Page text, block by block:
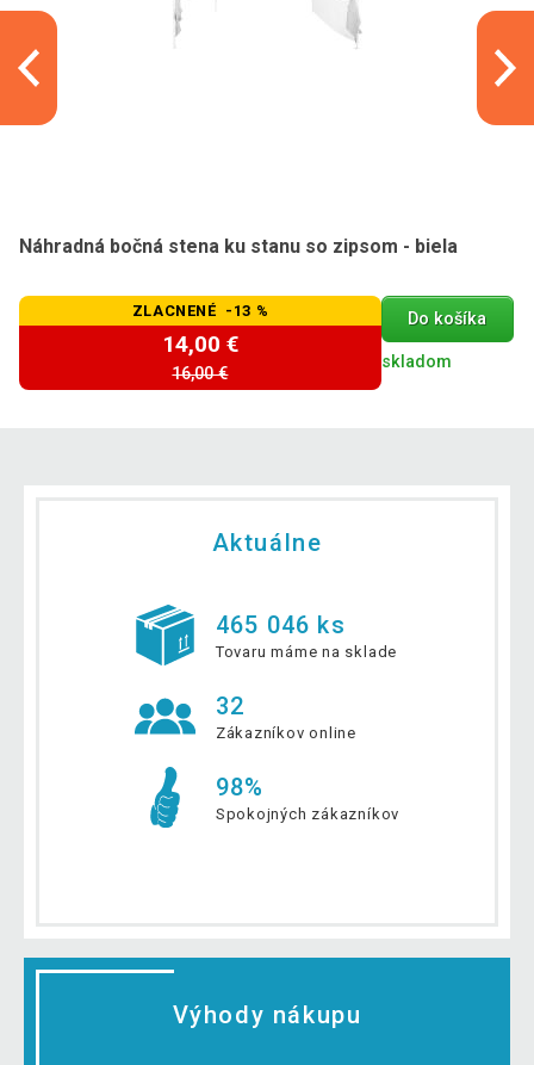
Náhradná bočná stena ku stanu so zipsom - biela
ZLACNENÉ -13 %
14,00 €
16,00 €
Do košíka
skladom
Aktuálne
465 046 ks
Tovaru máme na sklade
32
Zákazníkov online
98%
Spokojných zákazníkov
Výhody nákupu